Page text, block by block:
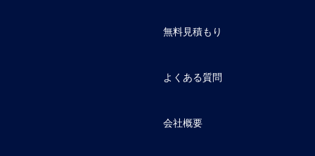
無料見積もり
よくある質問
会社概要